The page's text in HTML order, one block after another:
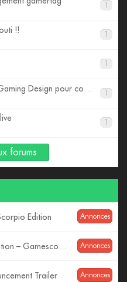
!!
forums
Annonces
Edition
Annonces
Annonces
Trailer